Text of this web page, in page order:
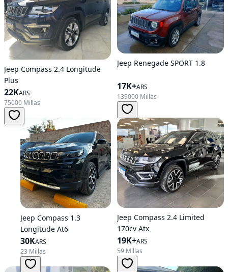
Jeep Compass 2.4 Longitude
Plus
22KARS
75000 Millas
Jeep Renegade SPORT 1.8
17K+ARS
139000 Millas
Jeep Compass 1.3
Longitude At6
30KARS
23 Millas
Jeep Compass 2.4 Limited
170cv Atx
19K+ARS
59 Millas